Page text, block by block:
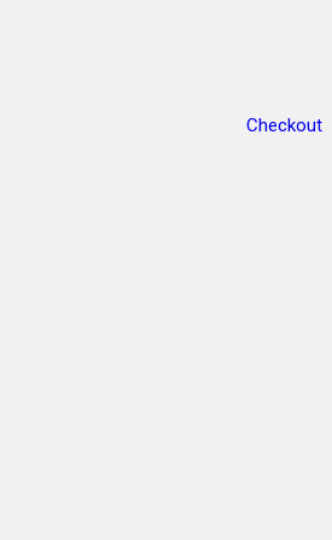
Checkout